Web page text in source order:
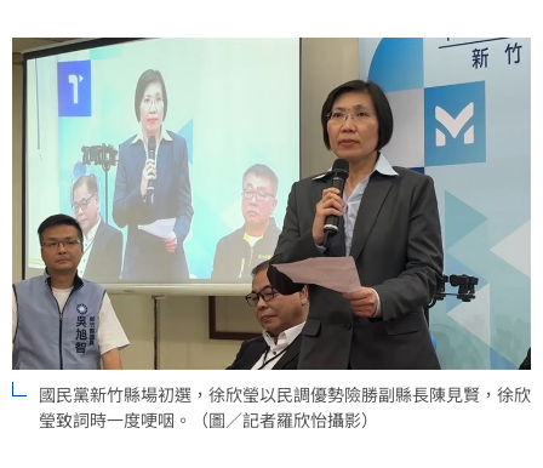
國民黨新竹縣場初選，徐欣瑩以民調優勢險勝副縣長陳見賢，徐欣
瑩致詞時一度哽咽。（圖／記者羅欣怡攝影）